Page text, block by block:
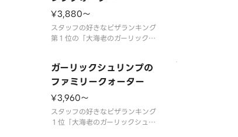
ポーネ＆熟成サラミ」。北海道産
食材を存分に味わえる
¥3,880〜
スタッフの好きなピザランキング
第１位の「大海老のガーリックシ
Ｑステーキ」、歴代最長のシーフ
ードピザ「シーフードイタリアー
根強い人気の「イタリアンバジ
ル」。ピザーラファンに
ガーリックシュリンプの
ファミリークォーター
¥3,960〜
スタッフの好きなピザランキング
１位「大海老のガーリックシュリ